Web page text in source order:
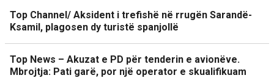
Top Channel/ Aksident i trefishë në rrugën Sarandë-
Ksamil, plagosen dy turistë spanjollë
Top News – Akuzat e PD për tenderin e avionëve.
Mbrojtja: Pati garë, por një operator e skualifikuam